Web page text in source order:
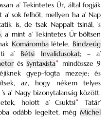
a’ Tekintetes Úr, által fogják
sok felhőt, mellyen ha a’ Nap
is, de tsak Nappalt tsinál, ’s
a’ mint a’ Tekintetes Úr böltsen
Komárombalétele, Bindzeúg
a’ Bétsi Invalidusokat; – a’
ésSyntaxista*
mindössze 9
gyep-fogta mezeje; és
az, hogy nékem telyes
a’ Nagy bizonytalanság között.
holott a’ Csuktsi*
Tatár’
odább legeltet, még Michel